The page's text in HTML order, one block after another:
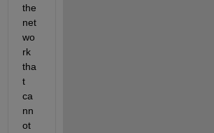
the
net
wo
rk
tha
t
ca
nn
ot